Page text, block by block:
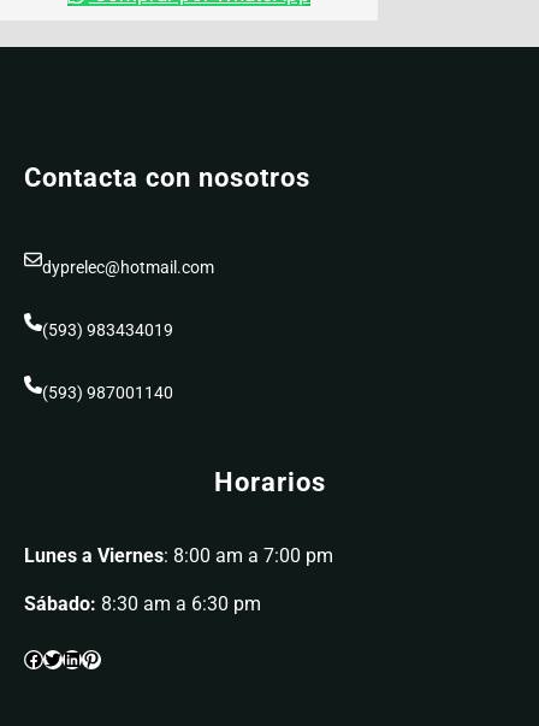
Contacta con nosotros
dyprelec@hotmail.com
(593) 983434019
(593) 987001140
Horarios
Lunes a Viernes: 8:00 am a 7:00 pm
Sábado: 8:30 am a 6:30 pm